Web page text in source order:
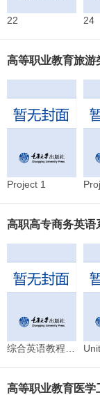
22 24
高等职业教育旅游
Project 1
高职高专商务英语
高等职业教育医学